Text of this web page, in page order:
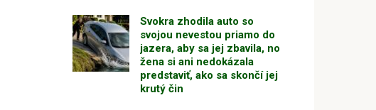
Svokra zhodila auto so
svojou nevestou priamo do
jazera, aby sa jej zbavila, no
žena si ani nedokázala
predstaviť, ako sa skončí jej
krutý čin